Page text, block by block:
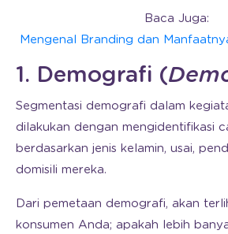
Baca Juga:
Mengenal Branding dan
1. Demografi (
Segmentasi demografi dalam
dilakukan dengan mengidentifikasi
berdasarkan jenis kelamin, usai,
domisili mereka.
Dari pemetaan demografi, akan
konsumen Anda; apakah lebih